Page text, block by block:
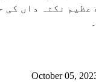
October 05,